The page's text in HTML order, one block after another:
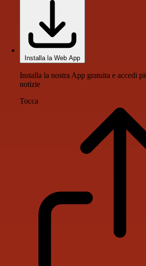
Installa la Web App
Installa la nostra App gratuita e accedi
notizie
Tocca